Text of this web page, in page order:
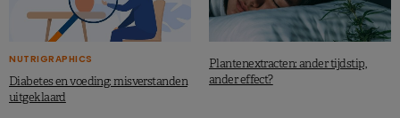
NUTRIGRAPHICS
Diabetes en voeding: misverstanden
uitgeklaard
Plantenextracten: ander tijdstip,
ander effect?